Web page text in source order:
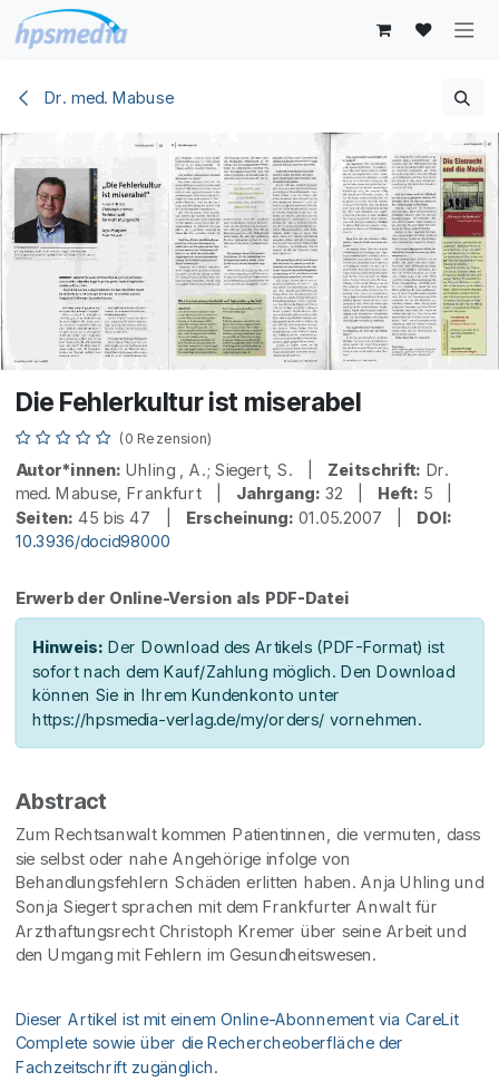
Zum Inhalt springen
Dr. med. Mabuse
Die Fehlerkultur ist miserabel
(0 Rezension)
Autor*innen: Uhling , A.; Siegert, S. | Zeitschrift: Dr.
med. Mabuse, Frankfurt | Jahrgang: 32 | Heft: 5 |
Seiten: 45 bis 47 | Erscheinung: 01.05.2007 | DOI:
10.3936/docid98000
Erwerb der Online-Version als PDF-Datei
Hinweis: Der Download des Artikels (PDF-Format) ist
sofort nach dem Kauf/Zahlung möglich. Den Download
können Sie in Ihrem Kundenkonto unter
https://hpsmedia-verlag.de/my/orders/ vornehmen.
Abstract
Zum Rechtsanwalt kommen Patientinnen, die vermuten, dass
sie selbst oder nahe Angehörige infolge von
Behandlungsfehlern Schäden erlitten haben. Anja Uhling und
Sonja Siegert sprachen mit dem Frankfurter Anwalt für
Arzthaftungsrecht Christoph Kremer über seine Arbeit und
den Umgang mit Fehlern im Gesundheitswesen.
Dieser Artikel ist mit einem Online-Abonnement via CareLit
Complete sowie über die Rechercheoberfläche der
Fachzeitschrift zugänglich.